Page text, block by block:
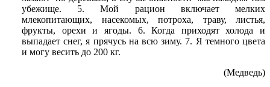
убежище. 5. Мой рацион включает мелких
млекопитающих, насекомых, потроха, траву, листья,
фрукты, орехи и ягоды. 6. Когда приходят холода и
выпадает снег, я прячусь на всю зиму. 7. Я темного цвета
и могу весить до 200 кг.
(Медведь)